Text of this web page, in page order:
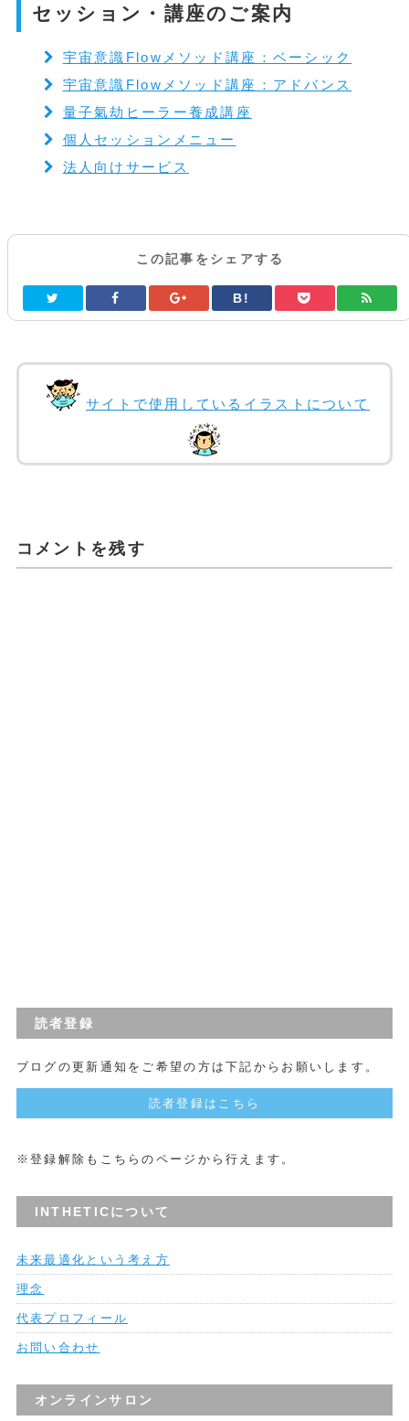
セッション・講座のご案内
宇宙意識Flowメソッド講座：ベーシック
宇宙意識Flowメソッド講座：アドバンス
量子氣劫ヒーラー養成講座
個人セッションメニュー
法人向けサービス
この記事をシェアする
B!
サイトで使用しているイラストについて
コメントを残す
読者登録
ブログの更新通知をご希望の方は下記からお願いします。
読者登録はこちら
※登録解除もこちらのページから行えます。
INTHETICについて
未来最適化という考え方
理念
代表プロフィール
お問い合わせ
オンラインサロン